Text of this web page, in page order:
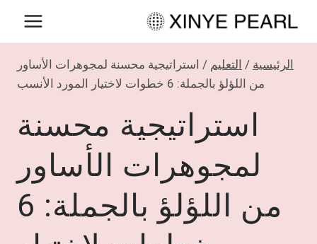
التجاوز
إلى
المحتوىالرئيسية / التعليم / استراتيجية محسنة لمجوهرات الأساور
من اللؤلؤ بالجملة: 6 خطوات لاختيار المورد الأنسب
استراتيجية محسنة
لمجوهرات الأساور
من اللؤلؤ بالجملة: 6